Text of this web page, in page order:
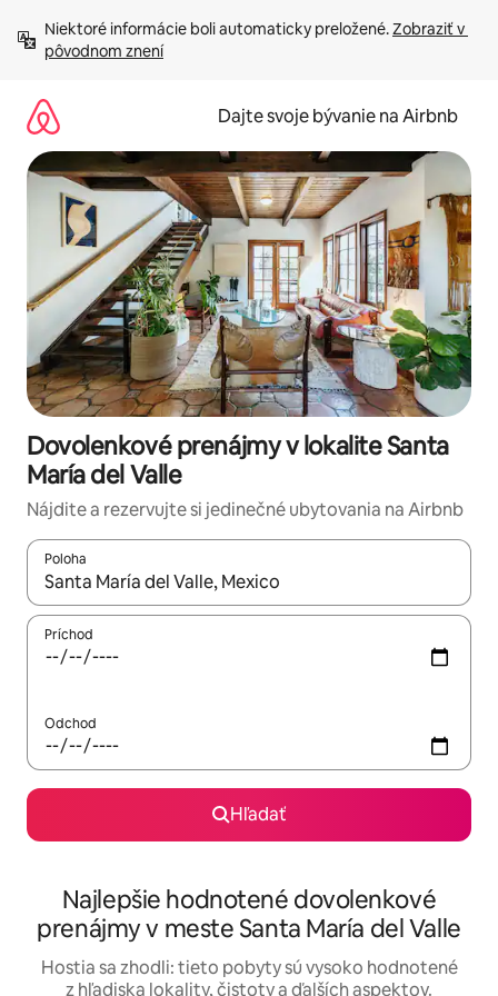
obsah.
Niektoré informácie boli automaticky preložené. Zobraziť v
pôvodnom znení
Dajte svoje bývanie na Airbnb
Dovolenkové prenájmy v lokalite Santa
María del Valle
Nájdite a rezervujte si jedinečné ubytovania na Airbnb
Poloha
Keď budú výsledky k dispozícii, môžete si ich prechádzať
Príchod
Odchod
Hľadať
Najlepšie hodnotené dovolenkové
prenájmy v meste Santa María del Valle
Hostia sa zhodli: tieto pobyty sú vysoko hodnotené
z hľadiska lokality, čistoty a ďalších aspektov.